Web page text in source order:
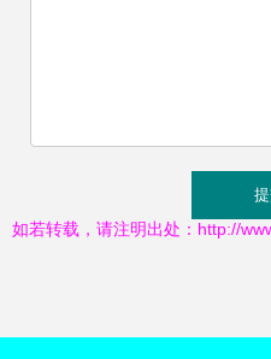
如若转载，请注明出处：http://